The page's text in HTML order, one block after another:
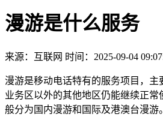
漫游是什么服务
来源：互联网 时间：2025-09-04
漫游是移动电话特有的服务项目，
业务区以外的其他地区仍能继续正
般分为国内漫游和国际及港澳台漫游。